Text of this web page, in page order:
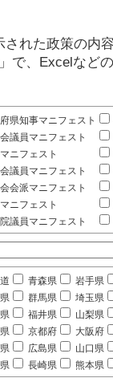
れた政策の内
で、Excelなど
県知事マニフェスト
議員マニフェスト
ニフェスト
議員マニフェスト
会派マニフェスト
ニフェスト
議員マニフェスト
青森県 岩手県
群馬県 埼玉県
福井県 山梨県
京都府 大阪府
広島県 山口県
長崎県 熊本県